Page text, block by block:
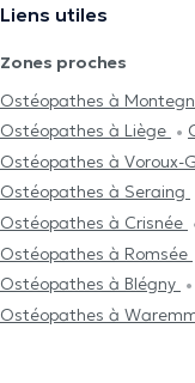
Liens utiles
Zones proches
Ostéopathes à
Ostéopathes à Liège
Ostéopathes à Voroux-
Ostéopathes à Seraing
Ostéopathes à Crisnée
Ostéopathes à Romsée
Ostéopathes à Blégny
Ostéopathes à